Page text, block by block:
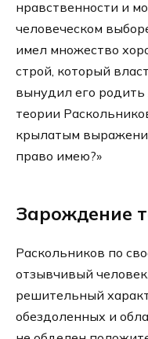
нравственности и
человеческом
имел множество
строй, который
вынудил его
теории
крылатым
право имею?»
Зарождение
Раскольников по
отзывчивый
решительный
обездоленных и